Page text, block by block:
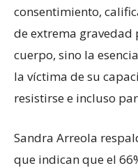
consentimiento,
de extrema gravedad
cuerpo, sino la
la víctima de su
resistirse e incluso
Sandra Arreola
que indican que el